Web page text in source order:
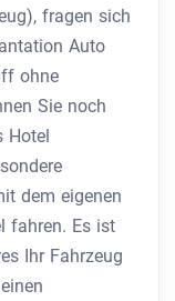
fragen sich
Auto
ohne
Sie noch
Hotel
dem eigenen
fahren. Es ist
Ihr Fahrzeug